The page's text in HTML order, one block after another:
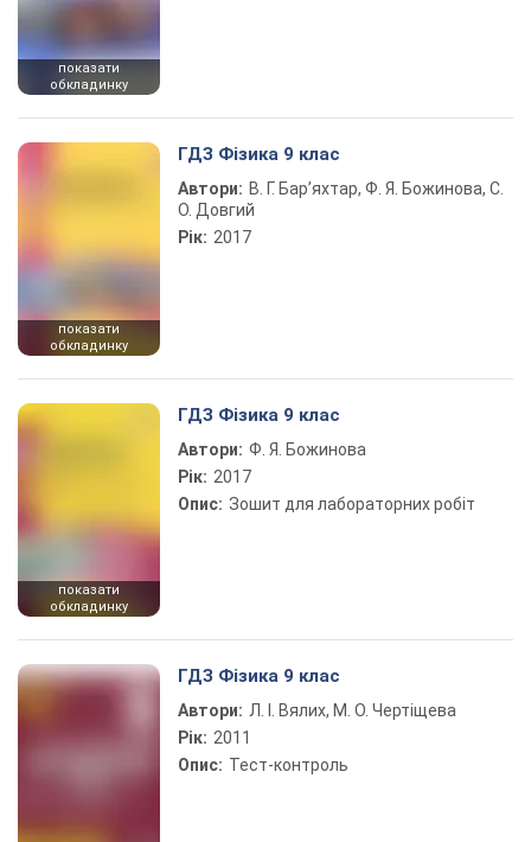
показати
обкладинку
показати
обкладинку
ГДЗ Фізика 9 клас
Автори: В. Г. Бар’яхтар, Ф. Я. Божинова, С.
О. Довгий
Рік: 2017
показати
обкладинку
ГДЗ Фізика 9 клас
Автори: Ф. Я. Божинова
Рік: 2017
Опис:
Зошит для лабораторних робіт
ГДЗ Фізика 9 клас
Автори: Л. І. Вялих, М. О. Чертіщева
Рік: 2011
Опис: Тест-контроль